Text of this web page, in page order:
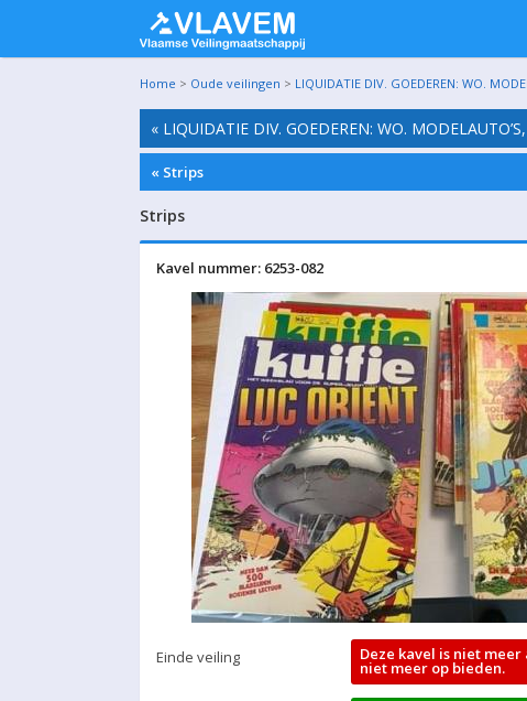
Home > Oude veilingen > LIQUIDATIE DIV. GOEDEREN: WO.
« LIQUIDATIE DIV. GOEDEREN: WO.
« Strips
Strips
Kavel nummer: 6253-082
Einde veiling Deze kavel is niet
niet meer op bieden.